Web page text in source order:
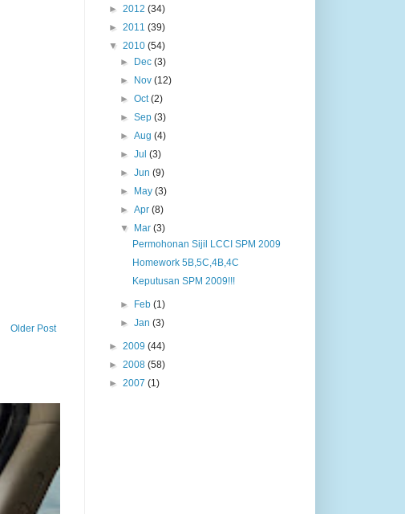
Older Post
► 2012 (34)
► 2011 (39)
▼ 2010 (54)
►
Dec(3)
►
Nov(12)
►Oct(2)
►Sep(3)
►Aug(4)
►Jul(3)
►Jun(9)
►
May(3)
►Apr(8)
▼
Mar(3)
Permohonan Sijil LCCI SPM 2009
Homework 5B,5C,4B,4C
Keputusan SPM 2009!!!
► Feb(1)
►Jan(3)
► 2009 (44)
► 2008 (58)
► 2007 (1)